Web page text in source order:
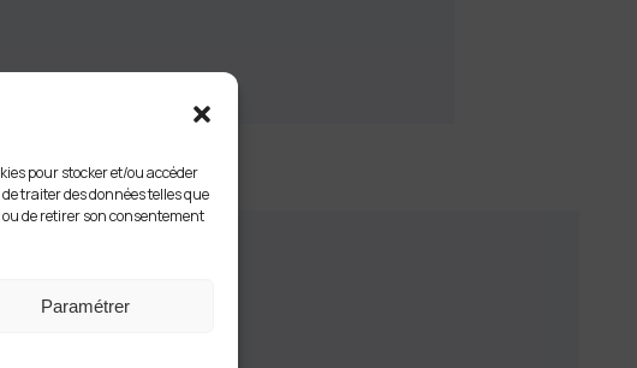
pour stocker et/ou accéder
traiter des données telles que
de retirer son consentement
Paramétrer
et à votre vision du métier de